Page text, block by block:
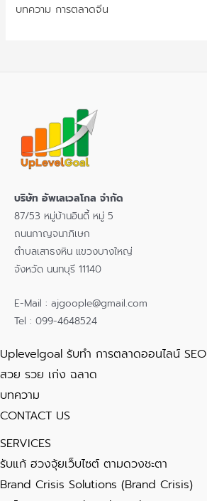
บทความ การตลาดจีน
บริษัท อัพเลเวลโกล จำกัด
87/53 หมู่บ้านอินดี้ หมู่ 5
ถนนกาญจนาภิเษก
ตำบลเสาธงหิน แขวงบางใหญ่
จังหวัด นนทบุรี 11140
E-Mail : ajgoople@gmail.com
Tel : 099-4648524
Uplevelgoal รับทำ การตลาดออนไลน์ SEO
สวย รวย เก่ง ฉลาด
บทความ
CONTACT US
SERVICES
รับแก้ ฮวงจุ้ยเว็บไซต์ ตามดวงชะตา
Brand Crisis Solutions (Brand Crisis)